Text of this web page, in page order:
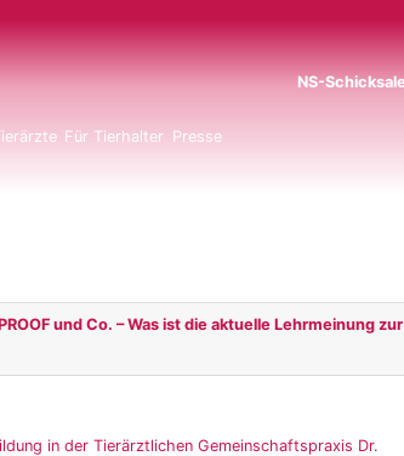
NS-
Für Tierhalter Presse
und Co. – Was ist die aktuelle Lehrmeinung zur
in der Tierärztlichen Gemeinschaftspraxis Dr.